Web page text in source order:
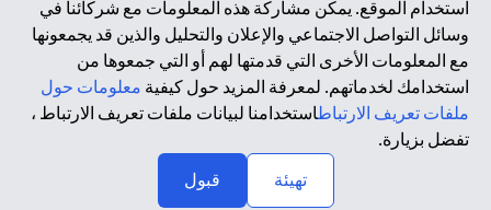
استخدام الموقع. يمكن مشاركة هذه المعلومات مع شركائنا في
وسائل التواصل الاجتماعي والإعلان والتحليل والذين قد يجمعونها
مع المعلومات الأخرى التي قدمتها لهم أو التي جمعوها من
استخدامك لخدماتهم. لمعرفة المزيد حول كيفية معلومات حول
ملفات تعريف الارتباطاستخدامنا لبيانات ملفات تعريف الارتباط ،
تفضل بزيارة.
تهيئة
قبول
الإمارات العربية المتحدة المركزي كفرع لبنك أجنبي.
سيتي بنك إن إيه الإمارات العربية المتحدة مرخص من هيئة الأوراق المالية
والسلع في الإمارات العربية المتحدة ("SCA") للقيام بالنشاط المالي لـ أ)
الاستشارات المالية والتعريف والترويج بموجب ترخيص رقم
20200000097 ب) وسيط تداول في الأسواق الدولية بموجب ترخيص
حقوق الطبع والنشر محفوظة ©2026 سيتي جروب انك.